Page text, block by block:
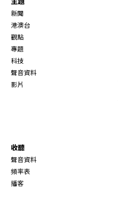
新聞
港澳台
觀點
專題
科技
聲音資料
影片
收聽
聲音資料
頻率表
播客